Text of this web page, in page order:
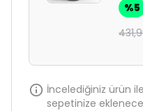
%5
İncelediğiniz ürün
sepetinize